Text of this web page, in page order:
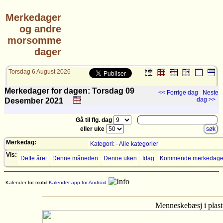
Merkedager
og andre
morsomme
dager
Torsdag 6 August 2026
Merkedager for dagen: Torsdag 09
Desember 2021
<< Forrige dag
Neste
dag >>
Gå til flg. dag
eller uke
Merkedag:
Kategori: - Alle kategorier
Vis:
Dette året Denne måneden Denne uken Idag Kommende
Kalender for mobil Kalender-app for Android
Menneskebæsj i plast